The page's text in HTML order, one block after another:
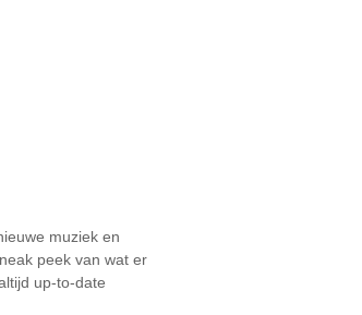
muziek en
peek van wat er
up-to-date